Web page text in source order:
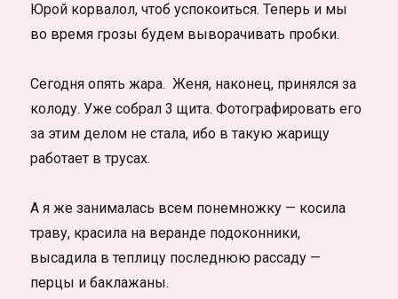
Юрой корвалол, чтоб успокоиться. Теперь и мы
во время грозы будем выворачивать пробки.
Сегодня опять жара. Женя, наконец, принялся за
колоду. Уже собрал 3 щита. Фотографировать его
за этим делом не стала, ибо в такую жарищу
работает в трусах.
А я же занималась всем понемножку — косила
траву, красила на веранде подоконники,
высадила в теплицу последнюю рассаду —
перцы и баклажаны.